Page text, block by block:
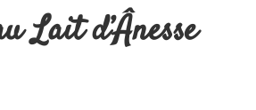
Lait d’Ânesse